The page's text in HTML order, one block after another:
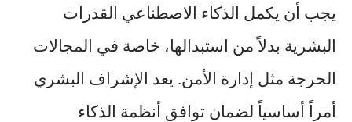
يجب أن يكمل الذكاء الاصطناعي القدرات
البشرية بدلاً من استبدالها، خاصة في المجالات
الحرجة مثل إدارة الأمن. يعد الإشراف البشري
أمراً أساسياً لضمان توافق أنظمة الذكاء